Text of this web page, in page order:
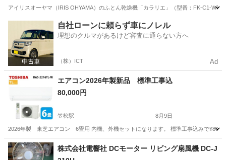
アイリスオーヤマ（IRIS OHYAMA）のふとん乾燥機「カラリエ」（型番：FK-C1-
新羽島駅 生活家電
自社ローンに頼らず車にノレル
理想のクルマがあるけど審査に通らない方へ
（株）ICT Ad
エアコン2026年製新品 標準工事込
80,000円
笠松駅 8月9日
2026年製 東芝エアコン 6畳用 内機、外機セットになります。 標準工事込みで
岐阜 羽島郡 笠松駅 季節、空調家電
株式会社電響社 DCモーター リビング扇風機 DC-J